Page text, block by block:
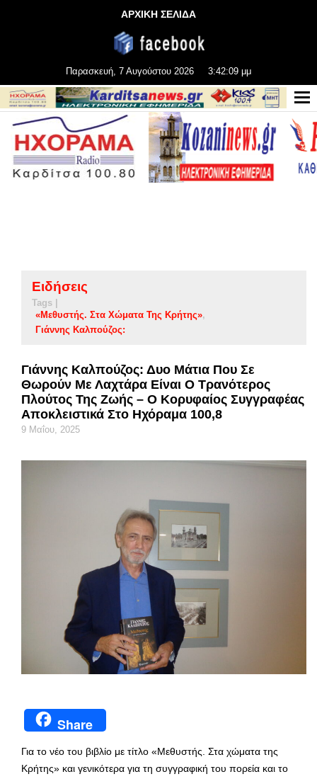
ΑΡΧΙΚΗ ΣΕΛΙΔΑ
Παρασκευή, 7 Αυγούστου 2026 3:42:10 μμ
Ειδήσεις
Tags |
«Μεθυστής. Στα Χώματα Της Κρήτης»
Γιάννης Καλπούζος:
Γιάννης Καλπούζος: Δυο Μάτια Που Σε
Θωρούν Με Λαχτάρα Είναι Ο Τρανότερος
Πλούτος Της Ζωής – Ο Κορυφαίος Συγγραφέας
Αποκλειστικά Στο Ηχόραμα 100,8
9 Μαΐου, 2025
Share
Για το νέο του βιβλίο με τίτλο «Μεθυστής. Στα χώματα της
Κρήτης» και γενικότερα για τη συγγραφική του πορεία και το